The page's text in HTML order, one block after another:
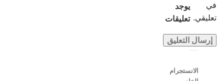
في
تعليقي.
يوجد
تعليقات
الانستجرام